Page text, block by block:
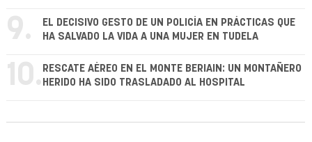
9.
EL DECISIVO GESTO DE UN POLICÍA EN PRÁCTICAS QUE
HA SALVADO LA VIDA A UNA MUJER EN TUDELA
10. RESCATE AÉREO EN EL MONTE BERIAIN: UN MONTAÑERO
HERIDO HA SIDO TRASLADADO AL HOSPITAL